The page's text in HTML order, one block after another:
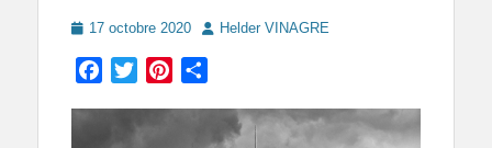
Posted
17 octobre 2020 AuthorHelder VINAGRE
Facebook
TwitterPinterest